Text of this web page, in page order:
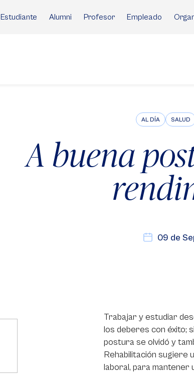
Estudiante Alumni Profesor Empleado
AL DÍA SALUD
A buena
09 de
Trabajar y estudiar
los deberes con éxito;
postura se olvidó y
Rehabilitación sugiere
laboral, para mantener